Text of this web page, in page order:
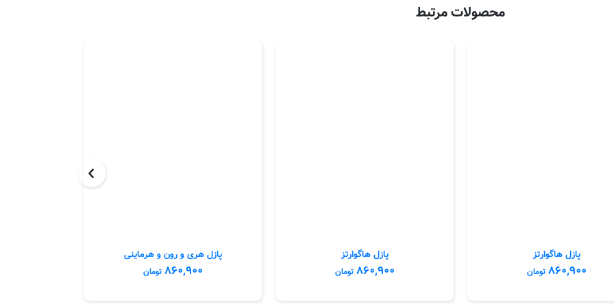
محصولات مرتبط
پازل هاگوارتز
۸۶۰,۹۰۰ تومان
پازل هاگوارتز
۸۶۰,۹۰۰ تومان
پازل هری و رون و هرماینی
۸۶۰,۹۰۰ تومان